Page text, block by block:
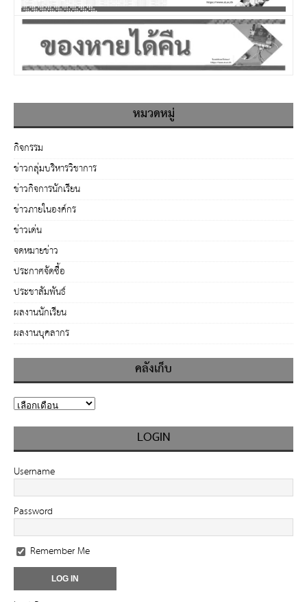
หมวดหมู่
กิจกรรม
ข่าวกลุ่มบริหารวิชาการ
ข่าวกิจการนักเรียน
ข่าวภายในองค์กร
ข่าวเด่น
จดหมายข่าว
ประกาศจัดซื้อ
ประชาสัมพันธ์
ผลงานนักเรียน
ผลงานบุคลากร
คลังเก็บ
LOGIN
Username
Password
Remember Me